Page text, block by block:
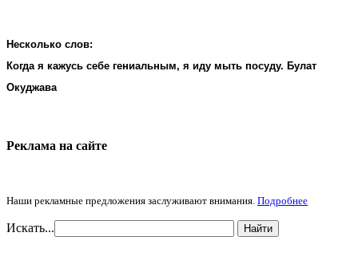
Несколько слов:
Когда я кажусь себе гениальным, я иду мыть посуду. Булат
Окуджава
Реклама на cайте
Наши рекламные предложения заслуживают внимания. Подробнее
Искать... Найти